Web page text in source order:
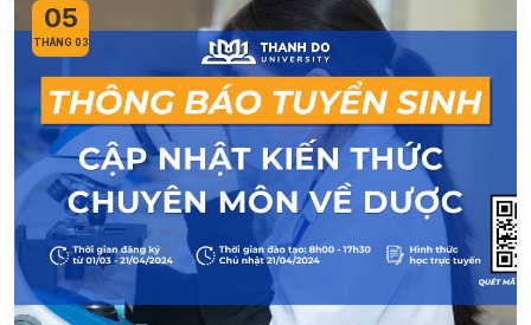
05
THÁNG 03